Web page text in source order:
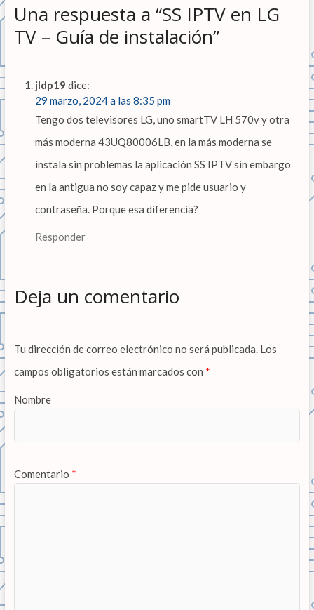
Una respuesta a “SS IPTV en LG
TV – Guía de instalación”
jldp19 dice:
29 marzo, 2024 a las 8:35 pm
Tengo dos televisores LG, uno smartTV LH 570v y otra
más moderna 43UQ80006LB, en la más moderna se
instala sin problemas la aplicación SS IPTV sin embargo
en la antigua no soy capaz y me pide usuario y
contraseña. Porque esa diferencia?
Responder
Deja un comentario
Tu dirección de correo electrónico no será publicada. Los
campos obligatorios están marcados con *
Nombre
Comentario *